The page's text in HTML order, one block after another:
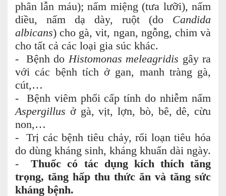
phân lẫn máu); nấm miệng (tưa lưỡi), nấm
diều, nấm dạ dày, ruột (do Candida
albicans) cho gà, vit, ngan, ngỗng, chim và
cho tất cả các loại gia súc khác.
- Bệnh doHistomonas meleagridis gây ra
với các bệnh tích ở gan, manh tràng gà,
cút,…
- Bệnh viêm phổi cấp tính do nhiễm nấm
Aspergillus ở gà, vịt, lợn, bò, bê, dê, cừu
non,…
- Trị các bệnh tiêu chảy, rối loạn tiêu hóa
do dùng kháng sinh, kháng khuẩn dài ngày.
-Thuốc có tác dụng kích thích tăng
trọng, tăng hấp thu thức ăn và tăng sức
kháng bệnh.